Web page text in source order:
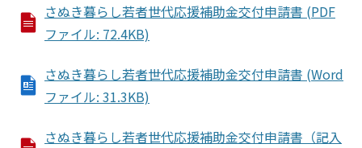
さぬき暮らし若者世代応援補助金交付申請書 (PDF
ファイル: 72.4KB)
さぬき暮らし若者世代応援補助金交付申請書 (Word
ファイル: 31.3KB)
さぬき暮らし若者世代応援補助金交付申請書（記入